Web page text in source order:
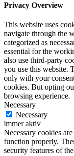
Privacy Overview
This website uses
navigate through the
categorized as
essential for the
also use third-party
you use this website.
only with your
cookies. But opting
browsing experience.
Necessary
Necessary
immer aktiv
Necessary cookies
function properly.
security features of